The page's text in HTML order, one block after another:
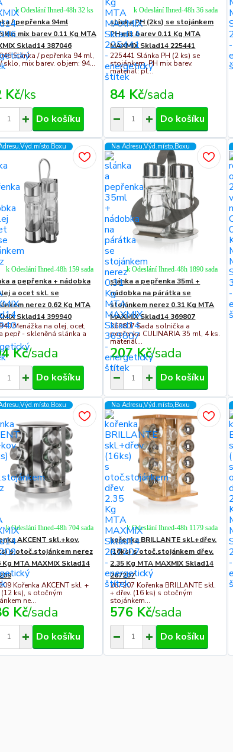
/ pepřenka 94ml
mix barev 0.11 Kg MTA
Sklad14 387046
Slánka / pepřenka 94 ml,
sklo, mix barev. objem: 94...
Kč/ks
k Odeslání Ihned-48h 32 ks
Do košíku
slánka PH (2ks) se stojánkem
PH mix barev 0.11 Kg MTA
MAXMIX Sklad14 225441
225441 Slánka PH (2 ks) se
stojánkem, PH mix barev.
materiál: pl...
84 Kč/sada
k Odeslání Ihned-48h 36 sada
Do košíku
a pepřenka + nádobka
a ocet skl. se
nerez 0.62 Kg MTA
Sklad14 399940
Menážka na olej, ocet,
pepř - skleněná slánka a
Kč/sada
k Odeslání Ihned-48h 159 sada
Do košíku
Na Adresu,Výd.místo,Boxu
slánka a pepřenka 35ml +
nádobka na párátka se
stojánkem nerez 0.31 Kg MTA
MAXMIX Sklad14 369807
369807 Sada solnička a
pepřenka CULINARIA 35 ml, 4 ks.
materiál...
207 Kč/sada
k Odeslání Ihned-48h 1890 sada
Do košíku
AKCENT skl.+kov.
s otoč.stojánkem nerez
Kg MTA MAXMIX Sklad14
Kořenka AKCENT skl. +
(12 ks), s otočným
ne...
Kč/sada
k Odeslání Ihned-48h 704 sada
Do košíku
Na Adresu,Výd.místo,Boxu
kořenka BRILLANTE skl.+dřev.
(16ks) s otoč.stojánkem dřev.
2.35 Kg MTA MAXMIX Sklad14
267207
267207 Kořenka BRILLANTE skl.
+ dřev. (16 ks) s otočným
stojánkem...
576 Kč/sada
k Odeslání Ihned-48h 1179 sada
Do košíku